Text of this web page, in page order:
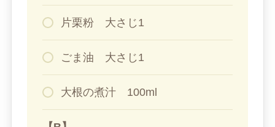
片栗粉 大さじ1
ごま油 大さじ1
大根の煮汁 100ml